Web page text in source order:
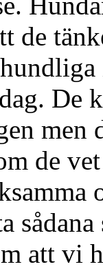
de
De
men
de
att vi